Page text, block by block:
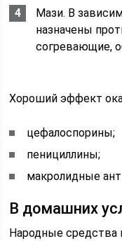
Мази. В
назначены
согревающие,
Хороший эффект
цефалоспорины;
пенициллины;
макролидные
В домашних
Народные средства